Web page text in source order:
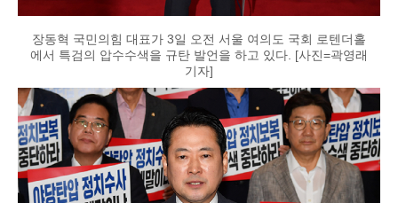
장동혁 국민의힘 대표가 3일 오전 서울 여의도 국회 로텐더홀
에서 특검의 압수수색을 규탄 발언을 하고 있다. [사진=곽영래
기자]